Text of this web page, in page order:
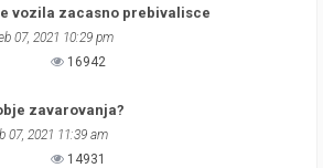
vozila zacasno prebivalisce
07, 2021 10:29 pm
16942
zavarovanja?
07, 2021 11:39 am
14931